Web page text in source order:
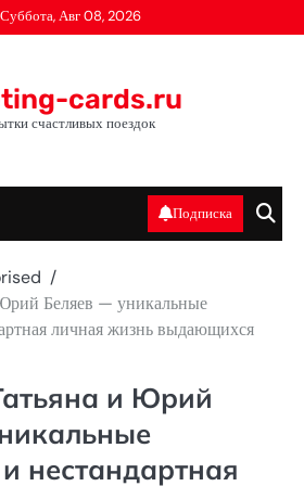
Суббота, Авг 08, 2026
cards.ru
счастливых поездок
Подписка
Беляев — уникальные
личная жизнь выдающихся
и Юрий
нестандартная